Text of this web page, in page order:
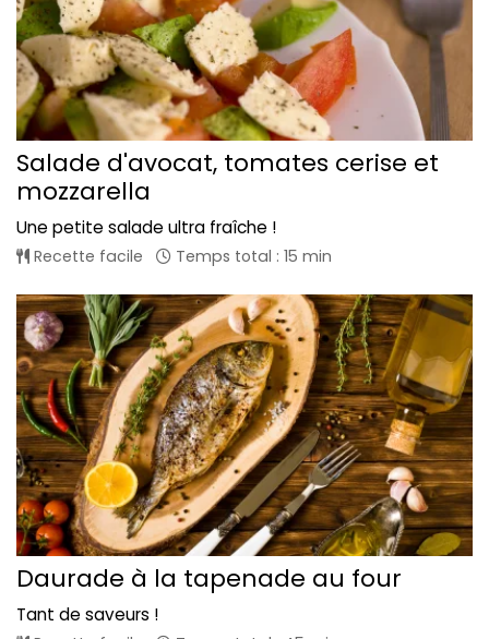
Salade d'avocat, tomates cerise et
mozzarella
Une petite salade ultra fraîche !
Recette facile Temps total : 15 min
Daurade à la tapenade au four
Tant de saveurs !